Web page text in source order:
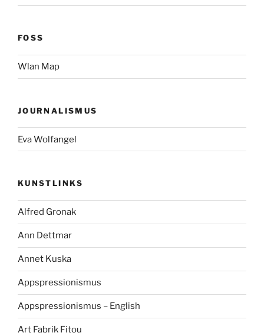
FOSS
Wlan Map
JOURNALISMUS
Eva Wolfangel
KUNSTLINKS
Alfred Gronak
Ann Dettmar
Annet Kuska
Appspressionismus
Appspressionismus – English
Art Fabrik Fitou